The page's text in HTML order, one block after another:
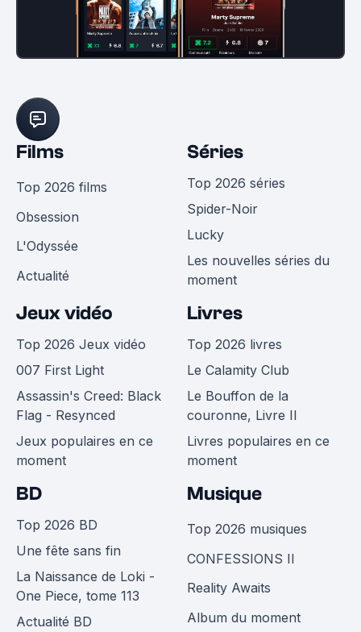
Films
Top 2026 films
Obsession
L'Odyssée
Actualité
Séries
Top 2026 séries
Spider-Noir
Lucky
Les nouvelles séries du
moment
Jeux vidéo
Top 2026 Jeux vidéo
007 First Light
Assassin's Creed: Black
Flag - Resynced
Jeux populaires en ce
moment
Livres
Top 2026 livres
Le Calamity Club
Le Bouffon de la
couronne, Livre II
Livres populaires en ce
moment
BD
Top 2026 BD
Une fête sans fin
La Naissance de Loki -
One Piece, tome 113
Actualité BD
Musique
Top 2026 musiques
CONFESSIONS II
Reality Awaits
Album du moment